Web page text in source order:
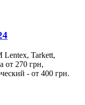
Tarkett,
от 270 грн,
- от 400 грн.